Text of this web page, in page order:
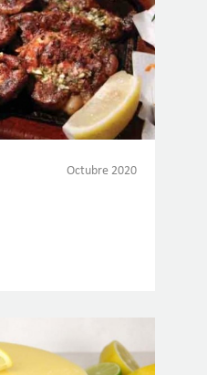
Octubre 2020